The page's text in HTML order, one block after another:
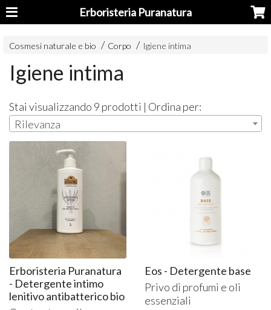
Erboristeria Puranatura
Cosmesi naturale e bio Corpo Igiene intima
Igiene intima
Stai visualizzando 9 prodotti | Ordina per:
Rilevanza
Erboristeria Puranatura
- Detergente intimo
lenitivo antibatterico bio
Eos - Detergente base
Privo di profumi e oli
essenziali